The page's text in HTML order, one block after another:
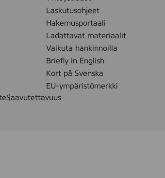
Laskutusohjeet
Hakemusportaali
Ladattavat materiaalit
Vaikuta hankinnoilla
Briefly in English
Kort på Svenska
EU-ympäristömerkki
Saavutettavuus